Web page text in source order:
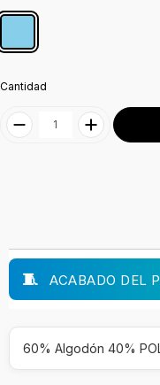
Cantidad
ACABADO DEL
60% Algodón 40%